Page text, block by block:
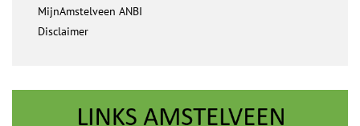
MijnAmstelveen ANBI
Disclaimer